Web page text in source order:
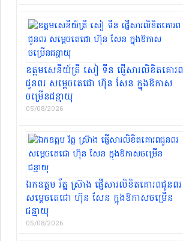
ឧត្តមសេនីយ៍ត្រី សៀ ទីន ផ្ញើសារលិខិតគោរព
ជូនពរ សម្ដេចតេជោ ហ៊ុន សែន ក្នុងឱកាស
ចម្រើនជន្មាយុ
05/08/2026
ឯកឧត្តម រ័ត្ន ស្រ៊ាង ផ្ញើសារលិខិតគោរពជូនពរ
សម្ដេចតេជោ ហ៊ុន សែន ក្នុងឱកាសចម្រើន
ជន្មាយុ
05/08/2026